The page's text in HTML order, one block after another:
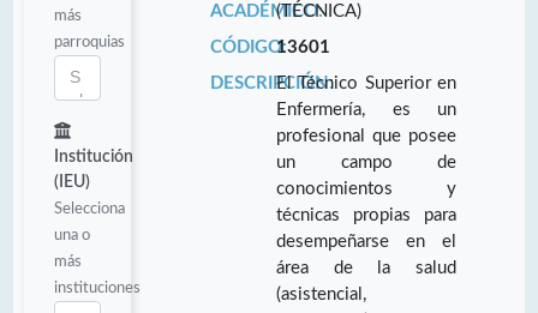
más
parroquias
Institución
(IEU)
Selecciona
una o
más
instituciones
ACADÉMICO:
(TÉCNICA)
CÓDIGO:13601
DESCRIPCIÓN:El Técnico Superior en
Enfermería, es un
profesional que posee
un campo de
conocimientos y
técnicas propias para
desempeñarse en el
área de la salud
(asistencial,